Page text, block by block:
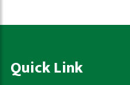
Quick Link